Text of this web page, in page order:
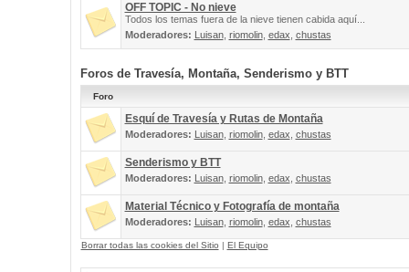
OFF TOPIC - No nieve
Todos los temas fuera de la nieve tienen cabida aquí...
Moderadores: Luisan, riomolin, edax chustas
Foros de Travesía, Montaña, Senderismo y BTT
Foro
Esquí de Travesía y Rutas de Montaña
Moderadores: Luisan, riomolin, edax chustas
Senderismo y BTT
Moderadores: Luisan, riomolin, edax chustas
Material Técnico y Fotografía de montaña
Moderadores: Luisan, riomolin, edax chustas
Borrar todas las cookies del Sitio | El Equipo